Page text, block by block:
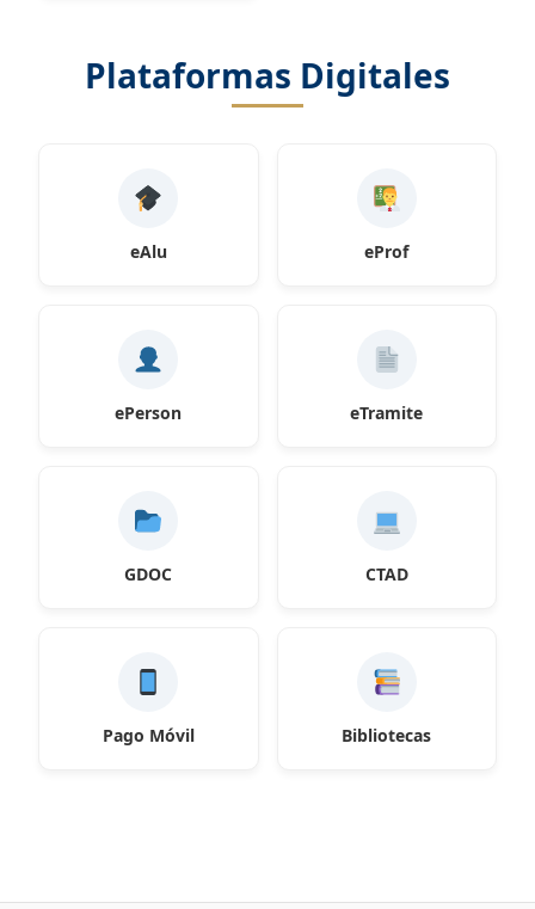
Plataformas Digitales
eAlu eProf
ePerson eTramite
GDOC CTAD
Pago Móvil Bibliotecas